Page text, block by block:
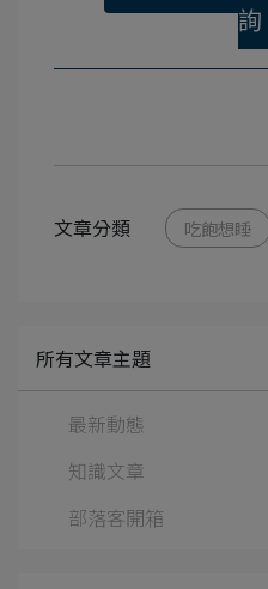
詢
文章分類 吃飽想睡
所有文章主題
最新動態
知識文章
部落客開箱